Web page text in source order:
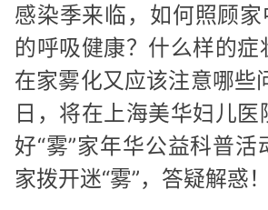
感染季来临，如何照顾家
的呼吸健康？什么样的症
在家雾化又应该注意哪些
日，将在上海美华妇儿医
好“雾”家年华公益科普活
家拨开迷“雾”，答疑解惑！